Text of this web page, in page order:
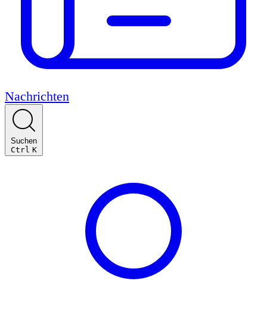
Nachrichten
Suchen
Ctrl K